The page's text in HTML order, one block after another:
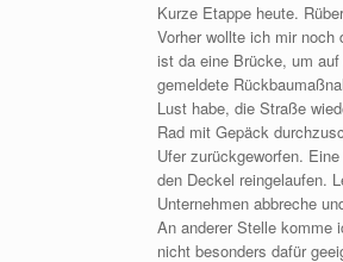
Kurze Etappe heute.
Vorher wollte ich mir
ist da eine Brücke, um
gemeldete
Lust habe, die Straße
Rad mit Gepäck
Ufer zurückgeworfen.
den Deckel reingelaufen.
Unternehmen abbreche
An anderer Stelle komme
nicht besonders dafür